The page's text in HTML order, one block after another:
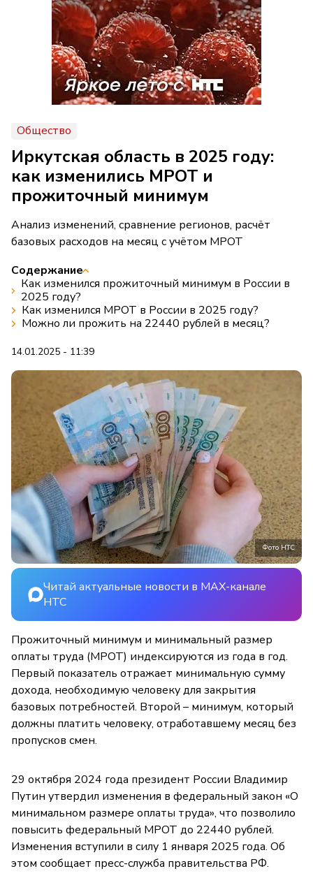
Общество
Иркутская область в 2025 году:
как изменились МРОТ и
прожиточный минимум
Анализ изменений, сравнение регионов, расчёт
базовых расходов на месяц с учётом МРОТ
Содержание
Как изменился прожиточный минимум в России в
2025 году?
Как изменился МРОТ в России в 2025 году?
Можно ли прожить на 22440 рублей в месяц?
14.01.2025 - 11:39
Фото НТС
Читай актуальные новости в MAX-канале
НТС
Прожиточный минимум и минимальный размер
оплаты труда (МРОТ) индексируются из года в год.
Первый показатель отражает минимальную сумму
дохода, необходимую человеку для закрытия
базовых потребностей. Второй – минимум, который
должны платить человеку, отработавшему месяц без
пропусков смен.
29 октября 2024 года президент России Владимир
Путин утвердил изменения в федеральный закон «О
минимальном размере оплаты труда», что позволило
повысить федеральный МРОТ до 22440 рублей.
Изменения вступили в силу 1 января 2025 года. Об
этом сообщает пресс-служба правительства РФ.